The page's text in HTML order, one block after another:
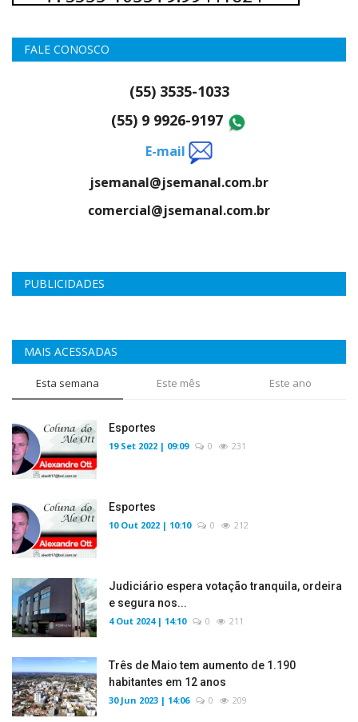
FALE CONOSCO
(55) 3535-1033
(55) 9 9926-9197
E-mail
jsemanal@jsemanal.com.br
comercial@jsemanal.com.br
PUBLICIDADES
MAIS ACESSADAS
Esta semana Este mês Este ano
Esportes
19 Set 2022 | 09:09 0 231
Esportes
10 Out 2022 | 10:10 0 212
Judiciário espera votação tranquila, ordeira
e segura nos...
4 Out 2024 | 14:10 0 211
Três de Maio tem aumento de 1.190
habitantes em 12 anos
30 Jun 2023 | 14:06 0 209